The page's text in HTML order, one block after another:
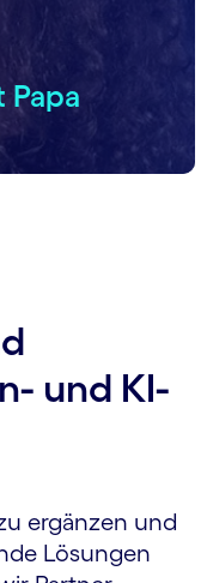
Papa
und KI-
ergänzen und
Lösungen